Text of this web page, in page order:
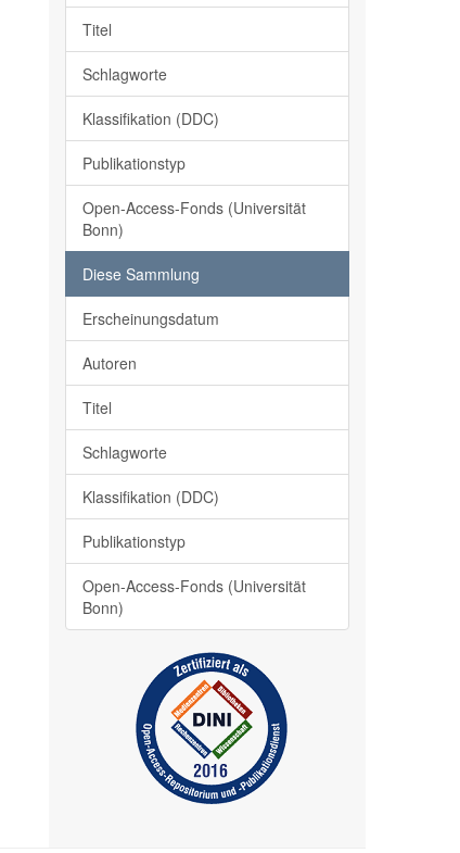
Titel
Schlagworte
Klassifikation (DDC)
Publikationstyp
Open-Access-Fonds (Universität
Bonn)
Diese Sammlung
Erscheinungsdatum
Autoren
Titel
Schlagworte
Klassifikation (DDC)
Publikationstyp
Open-Access-Fonds (Universität
Bonn)